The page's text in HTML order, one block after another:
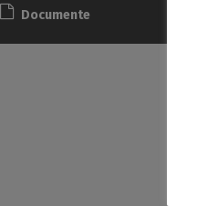
Documente